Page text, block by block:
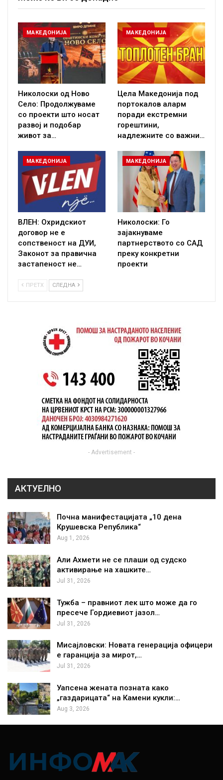
МАКЕДОНИЈА
Николоски од Ново
Село: Продолжуваме
со проекти што носат
развој и подобар
живот за…
МАКЕДОНИЈА
Цела Македонија под
портокалов аларм
поради екстремни
горештини,
надлежните со важни…
МАКЕДОНИЈА
ВЛЕН: Охридскиот
договор не е
сопственост на ДУИ,
Законот за правична
застапеност не…
МАКЕДОНИЈА
Николоски: Го
зајакнуваме
партнерството со САД
преку конкретни
проекти
ПРЕТХ СЛЕДНА
- Advertisement -
АКТУЕЛНО
Почна манифестацијата „10 дена
Крушевска Република“
Aug 1, 2026
Али Ахмети не се плаши од судско
активирање на хашките…
Jul 31, 2026
Тужба – правниот лек што може да го
пресече Гордиевиот јазол…
Jul 31, 2026
Мисајловски: Новата генерација офицери
е гаранција за мирот,…
Jul 31, 2026
Уапсена жената позната како
„газдарицата“ на Камени кукли:…
Aug 3, 2026